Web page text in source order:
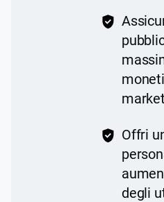
Offri
degli